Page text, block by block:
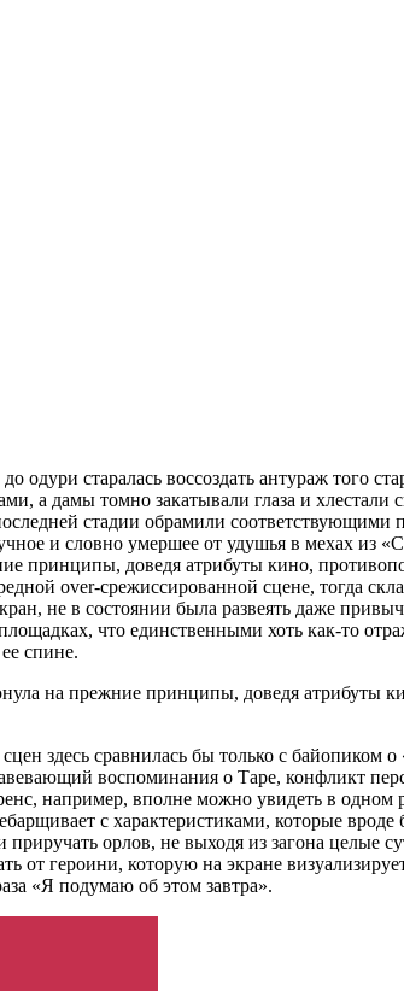
старалась воссоздать антураж того
а дамы томно закатывали глаза и хлестали
стадии обрамили соответствующими
и словно умершее от удушья в мехах из
принципы, доведя атрибуты кино,
over-срежиссированной сцене, тогда
не в состоянии была развеять даже
что единственными хоть как-то
спине.
на прежние принципы, доведя атрибуты
здесь сравнилась бы только с байопиком
воспоминания о Таре, конфликт
например, вполне можно увидеть в
с характеристиками, которые
орлов, не выходя из загона целые
от героини, которую на экране
«Я подумаю об этом завтра».